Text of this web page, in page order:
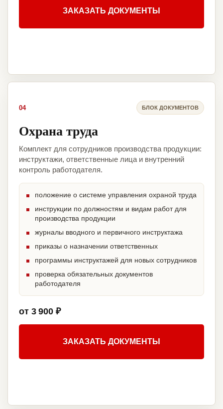
ЗАКАЗАТЬ ДОКУМЕНТЫ
04 БЛОК ДОКУМЕНТОВ
Охрана труда
Комплект для сотрудников производства продукции:
инструктажи, ответственные лица и внутренний
контроль работодателя.
положение о системе управления охраной труда
инструкции по должностям и видам работ для
производства продукции
журналы вводного и первичного инструктажа
приказы о назначении ответственных
программы инструктажей для новых сотрудников
проверка обязательных документов
работодателя
от 3 900 ₽
ЗАКАЗАТЬ ДОКУМЕНТЫ